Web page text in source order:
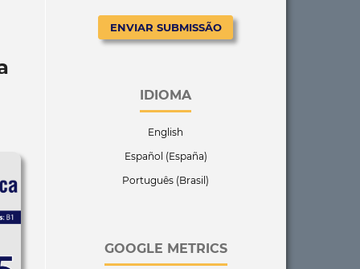
ENVIAR SUBMISSÃO
IDIOMA
English
Español (España)
Português (Brasil)
GOOGLE METRICS